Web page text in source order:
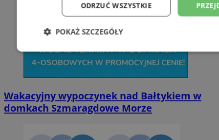
Wakacyjny wypoczynek nad Bałtykiem w
domkach Szmaragdowe Morze
ODRZUĆ WSZYSTKIE
POKAŻ SZCZEGÓŁY
Niezbędne Wydajność
Niesklasyfikowane